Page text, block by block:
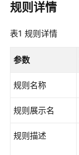
产
介
速
门
用
规则详情
表1 规则详情
参数
规则名称
规则展示名
规则描述